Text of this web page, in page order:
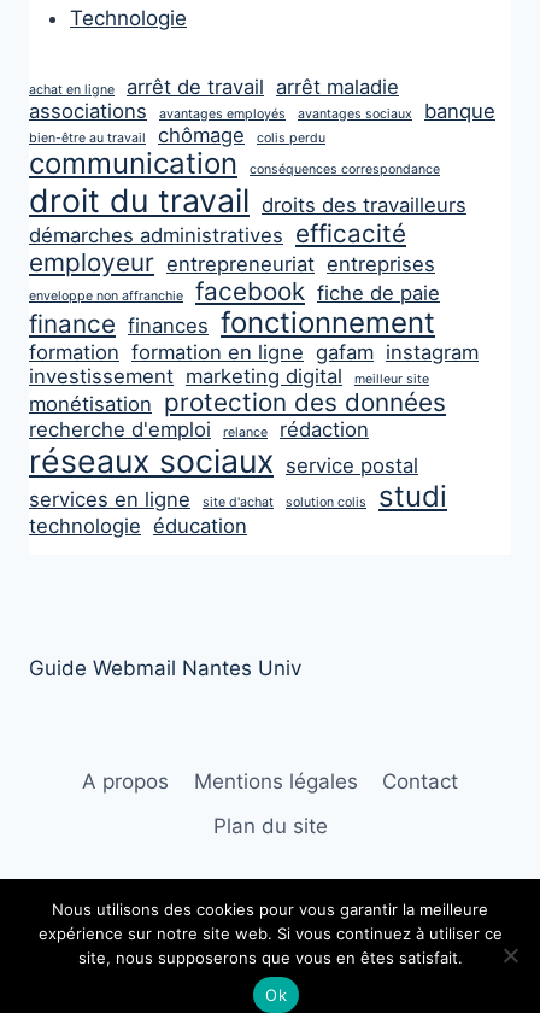
Technologie
achat en ligne arrêt de travail arrêt maladie
associations
avantages employés avantages sociaux banque
bien-être au travail chômage colis perdu
communication conséquences correspondance
droit du travail droits des travailleurs
démarches administratives efficacité
employeur entrepreneuriat entreprises
enveloppe non affranchie facebook fiche de paie
finance finances fonctionnement
formation formation en ligne gafam instagram
investissement marketing digital meilleur site
monétisation protection des données
recherche d'emploi relance rédaction
réseaux sociaux service postal
services en ligne
site d'achat solution colis studi
technologie éducation
Guide Webmail Nantes Univ
A propos Mentions légales
Contact
Plan du site
© 2026 Le Fil d'Ariane
Nous utilisons des cookies pour vous garantir la meilleure
expérience sur notre site web. Si vous continuez à utiliser ce
site, nous supposerons que vous en êtes satisfait.
Ok